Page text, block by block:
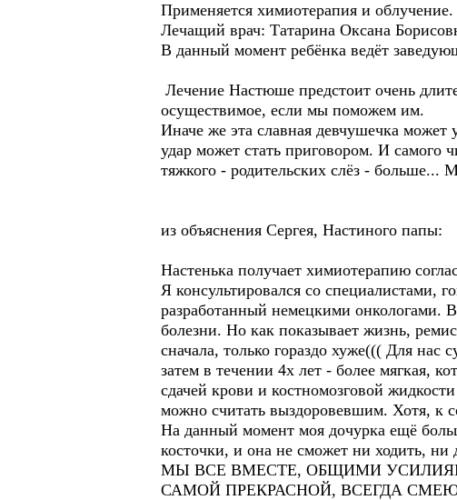
Применяется химиотерапия и облучение.
Лечащий врач: Татарина Оксана
В данный момент ребёнка ведёт
Лечение Настюше предстоит очень
осуществимое, если мы поможем им.
Иначе же эта славная девчушечка
удар может стать приговором. И самого
тяжкого - родительских слёз - больше...
из объяснения Сергея, Настиного папы:
Настенька получает химиотерапию
Я консультировался со специалистами,
разработанный немецкими онкологами.
болезни. Но как показывает жизнь,
сначала, только гораздо хуже((( Для нас
затем в течении 4х лет - более мягкая,
сдачей крови и костномозговой
можно считать выздоровевшим. Хотя, к
На данный момент моя дочурка ещё
косточки, и она не сможет ни ходить, ни
МЫ ВСЕ ВМЕСТЕ, ОБЩИМИ
САМОЙ ПРЕКРАСНОЙ, ВСЕГДА